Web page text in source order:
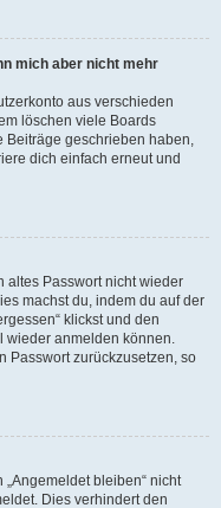
mich aber nicht mehr
aus verschieden
löschen viele Boards
Beiträge geschrieben haben,
dich einfach erneut und
altes Passwort nicht wieder
machst du, indem du auf der
klickst und den
wieder anmelden können.
Passwort zurückzusetzen, so
bleiben“ nicht
Dies verhindert den